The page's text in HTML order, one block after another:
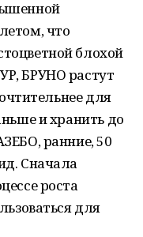
что
блохой
БРУНО растут
для
и хранить до
ранние, 50
Сначала
роста
для